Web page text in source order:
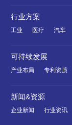
行业方案
工业 医疗 汽车
可持续发展
产业布局 专利资质
新闻&资源
企业新闻 行业资讯